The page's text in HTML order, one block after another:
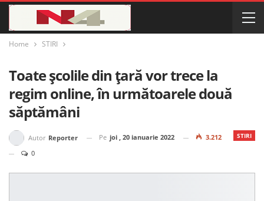
Home STIRI
Toate școlile din țară vor trece la
regim online, în următoarele două
săptămâni
STIRI
Autor Reporter Pe joi , 20 ianuarie 2022
3.212
0